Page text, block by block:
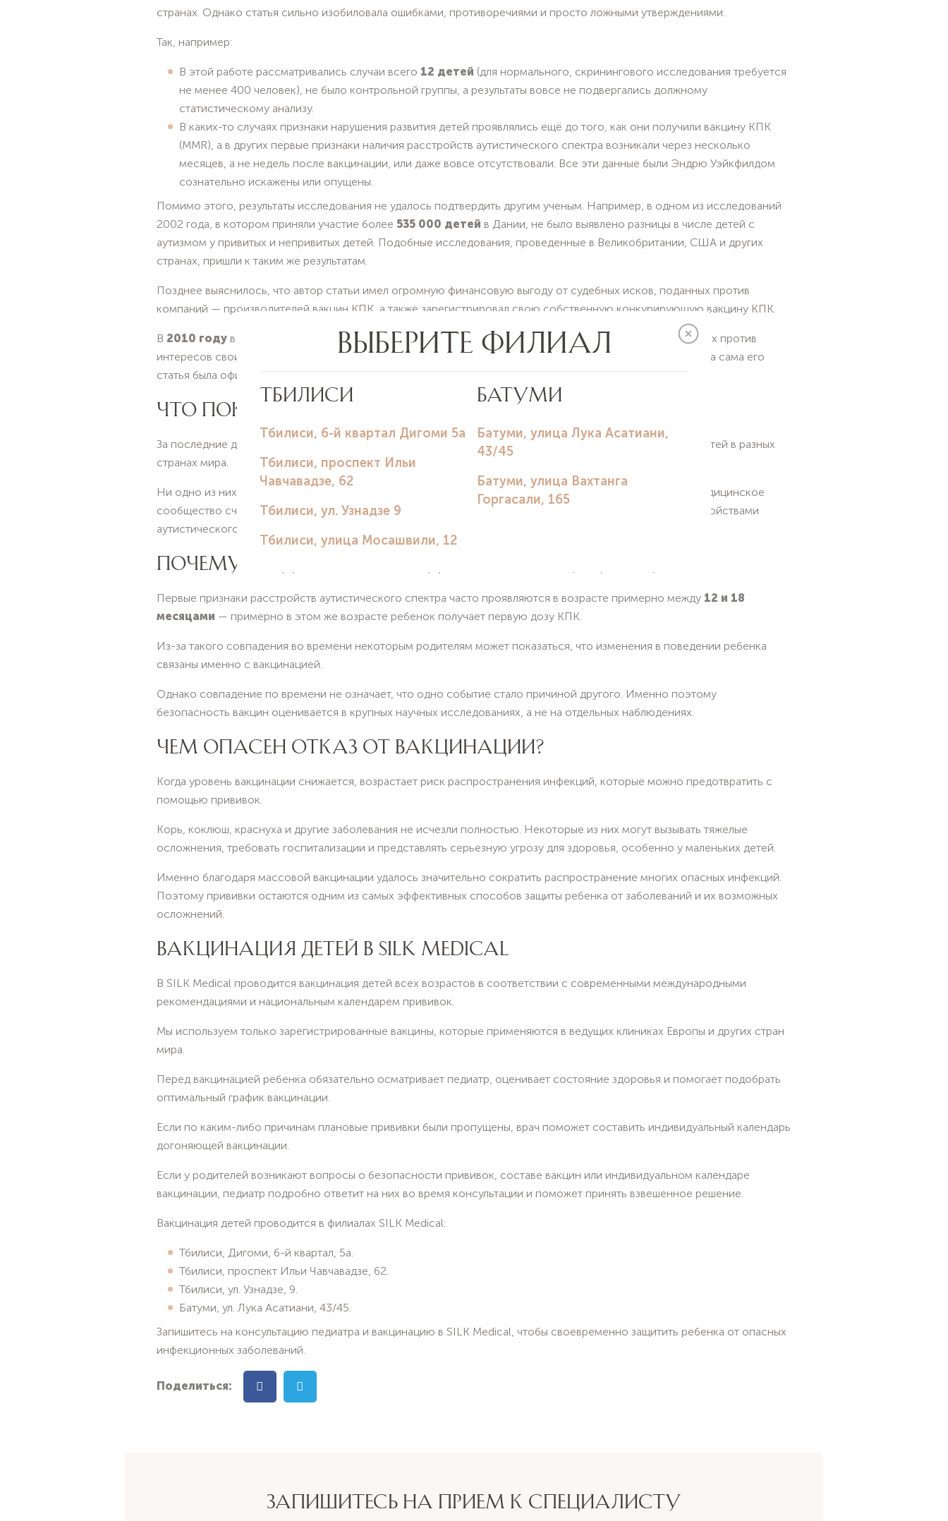
странах. Однако статья сильно изобиловала ошибками, противоречиями и просто ложными утверждениями.
Так, например:
В этой работе рассматривались случаи всего 12 детей (для нормального, скринингового исследования требуется
не менее 400 человек), не было контрольной группы, а результаты вовсе не подвергались должному
статистическому анализу.
В каких-то случаях признаки нарушения развития детей проявлялись ещё до того, как они получили вакцину КПК
(MMR), а в других первые признаки наличия расстройств аутистического спектра возникали через несколько
месяцев, а не недель после вакцинации, или даже вовсе отсутствовали. Все эти данные были Эндрю Уэйкфилдом
сознательно искажены или опущены.
Помимо этого, результаты исследования не удалось подтвердить другим ученым. Например, в одном из исследований
2002 года, в котором приняли участие более 535 000 детей в Дании, не было выявлено разницы в числе детей с
аутизмом у привитых и непривитых детей. Подобные исследования, проведенные в Великобритании, США и других
странах, пришли к таким же результатам.
Позднее выяснилось, что автор статьи имел огромную финансовую выгоду от судебных исков, поданных против
компаний — производителей вакцин КПК, а также зарегистрировал свою собственную конкурирующую вакцину КПК.
В 2010 году в связи с преднамеренной фальсификацией данных исследования и действий, направленных против
интересов своих же пациентов, Эндрю Уэйкфилду было запрещено заниматься медицинской практикой, а сама его
статья была официально отозвана научным журналом.
ЧТО ПОКАЗЫВАЮТ СОВРЕМЕННЫЕ ИССЛЕДОВАНИЯ?
За последние десятилетия ученые провели множество крупных исследований с участием сотен тысяч детей в разных
странах мира.
Ни одно из них не подтвердило связь между вакцинацией и развитием аутизма. На сегодняшний день медицинское
сообщество считает доказанным, что прививки не вызывают аутизм, а связь между вакцинацией и расстройствами
аутистического спектра не установлена.
ПОЧЕМУ ТОГДА ЭТОТ МИФ ДО СИХ ПОР СУЩЕСТВУЕТ?
Первые признаки расстройств аутистического спектра часто проявляются в возрасте примерно между 12 и 18
месяцами — примерно в этом же возрасте ребенок получает первую дозу КПК.
Из-за такого совпадения во времени некоторым родителям может показаться, что изменения в поведении ребенка
связаны именно с вакцинацией.
Однако совпадение по времени не означает, что одно событие стало причиной другого. Именно поэтому
безопасность вакцин оценивается в крупных научных исследованиях, а не на отдельных наблюдениях.
ЧЕМ ОПАСЕН ОТКАЗ ОТ ВАКЦИНАЦИИ?
Когда уровень вакцинации снижается, возрастает риск распространения инфекций, которые можно предотвратить с
помощью прививок.
Корь, коклюш, краснуха и другие заболевания не исчезли полностью. Некоторые из них могут вызывать тяжелые
осложнения, требовать госпитализации и представлять серьезную угрозу для здоровья, особенно у маленьких детей.
Именно благодаря массовой вакцинации удалось значительно сократить распространение многих опасных инфекций.
Поэтому прививки остаются одним из самых эффективных способов защиты ребенка от заболеваний и их возможных
осложнений.
ВАКЦИНАЦИЯ ДЕТЕЙ В SILK MEDICAL
В SILK Medical проводится вакцинация детей всех возрастов в соответствии с современными международными
рекомендациями и национальным календарем прививок.
Мы используем только зарегистрированные вакцины, которые применяются в ведущих клиниках Европы и других стран
мира.
Перед вакцинацией ребенка обязательно осматривает педиатр, оценивает состояние здоровья и помогает подобрать
оптимальный график вакцинации.
Если по каким-либо причинам плановые прививки были пропущены, врач поможет составить индивидуальный календарь
догоняющей вакцинации.
Если у родителей возникают вопросы о безопасности прививок, составе вакцин или индивидуальном календаре
вакцинации, педиатр подробно ответит на них во время консультации и поможет принять взвешенное решение.
Вакцинация детей проводится в филиалах SILK Medical:
Тбилиси, Дигоми, 6-й квартал, 5а.
Тбилиси, проспект Ильи Чавчавадзе, 62.
Тбилиси, ул. Узнадзе, 9.
Батуми, ул. Лука Асатиани, 43/45.
Запишитесь на консультацию педиатра и вакцинацию в SILK Medical, чтобы своевременно защитить ребенка от опасных
инфекционных заболеваний.
Поделиться:
ЗАПИШИТЕСЬ НА ПРИЕМ К СПЕЦИАЛИСТУ